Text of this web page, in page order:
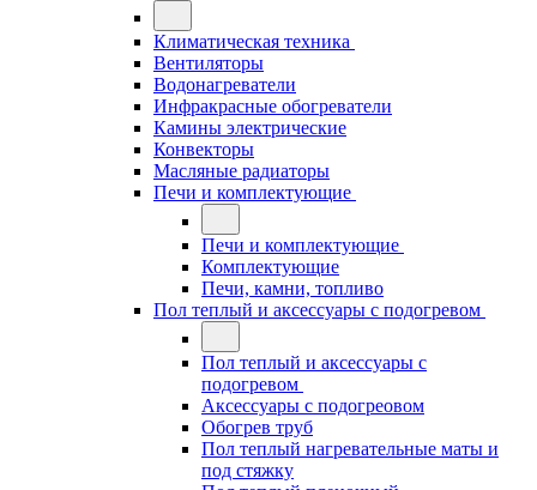
Климатическая техника
Вентиляторы
Водонагреватели
Инфракрасные обогреватели
Камины электрические
Конвекторы
Масляные радиаторы
Печи и комплектующие
Печи и комплектующие
Комплектующие
Печи, камни, топливо
Пол теплый и аксессуары с подогревом
Пол теплый и аксессуары с
подогревом
Аксессуары с подогреовом
Обогрев труб
Пол теплый нагревательные маты и
под стяжку